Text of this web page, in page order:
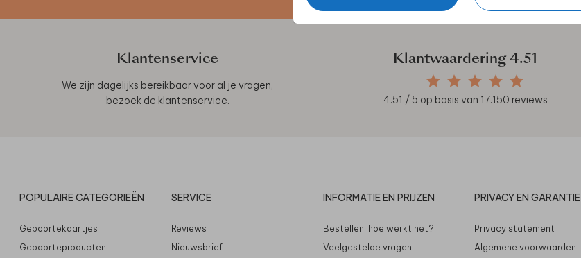
Klantenservice
We zijn dagelijks bereikbaar voor al je vragen,
bezoek de klantenservice.
Klantwaardering4.51
4.51 / 5 op basis van 17.150 reviews
POPULAIRE CATEGORIEËN
Geboortekaartjes
Geboorteproducten
SERVICE
Reviews
Nieuwsbrief
INFORMATIE EN PRIJZEN
Bestellen: hoe werkt het?
Veelgestelde vragen
PRIVACY EN GARANTIE
Privacy statement
Algemene voorwaarden